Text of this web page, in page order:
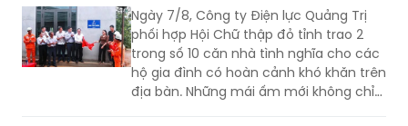
Ngày 7/8, Công ty Điện lực Quảng Trị
phối hợp Hội Chữ thập đỏ tỉnh trao 2
trong số 10 căn nhà tình nghĩa cho các
hộ gia đình có hoàn cảnh khó khăn trên
địa bàn. Những mái ấm mới không chỉ